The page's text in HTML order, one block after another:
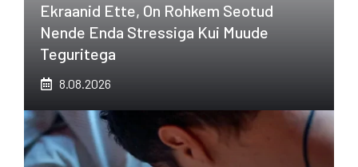
Ekraanid Ette, On Rohkem Seotud
Nende Enda Stressiga Kui Muude
Teguritega
8.08.2026